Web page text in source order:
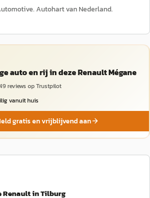
Autohart van Nederland.
auto en rij in deze Renault Mégane
reviews op Trustpilot
vanuit huis
gratis en vrijblijvend aan
Renault in Tilburg